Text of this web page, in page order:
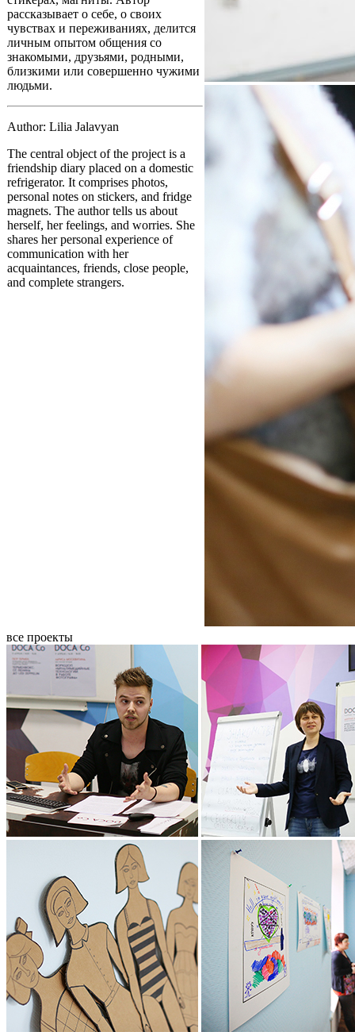
рассказывает о себе, о своих
чувствах и переживаниях, делится
личным опытом общения со
знакомыми, друзьями, родными,
близкими или совершенно чужими
людьми.
Author: Lilia Jalavyan
The central object of the project is a
friendship diary placed on a domestic
refrigerator. It comprises photos,
personal notes on stickers, and fridge
magnets. The author tells us about
herself, her feelings, and worries. She
shares her personal experience of
communication with her
acquaintances, friends, close people,
and complete strangers.
все проекты